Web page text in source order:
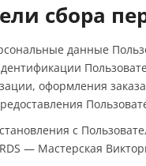
сбора
данные
оформления
с
— Мастерская